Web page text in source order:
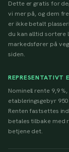
Dette er gratis for
vi mer på, og dem
er ikke betalt
du kan alltid sortere
markedsfører på
siden.
REPRESENTATIVT
Nominell rente 9,9
etableringsgebyr
Renten fastsettes
betales tilbake med
betjene det.